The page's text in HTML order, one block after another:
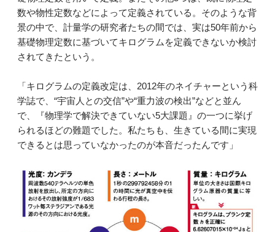
数や物性定数などによって定義されている。そのような背
景の中で、計量学の研究者たちの間では、実は50年前から
基礎物理定数に基づいてキログラムを定義できないか検討
されてきたという。
「キログラムの定義改定は、2012年のネイチャーという科
学誌で、“宇宙人との交信”や“重力波の検出”などと並ん
で、『物理学で解決できていない5大課題』の一つに挙げ
られるほどの難題でした。私たちも、生きている間に実現
できるとは思っていなかったのが本音だったんです」